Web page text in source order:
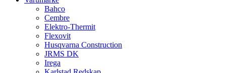
Bahco
Cembre
Elektro-Thermit
Flexovit
Husqvarna Construction
JRMS DK
Irega